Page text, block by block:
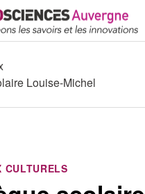
Louise-Michel
CULTURELS